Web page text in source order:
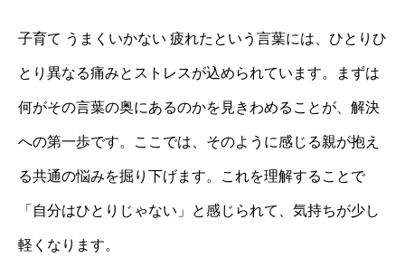
子育て うまくいかない 疲れたという言葉には、ひとりひ
とり異なる痛みとストレスが込められています。まずは
何がその言葉の奥にあるのかを見きわめることが、解決
への第一歩です。ここでは、そのように感じる親が抱え
る共通の悩みを掘り下げます。これを理解することで
「自分はひとりじゃない」と感じられて、気持ちが少し
軽くなります。